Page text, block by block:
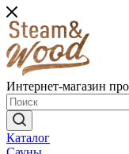
Интернет-магазин
Каталог